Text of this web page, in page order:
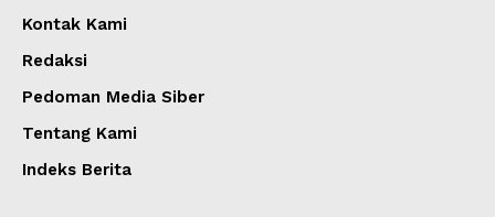
Kontak Kami
Redaksi
Pedoman Media Siber
Tentang Kami
Indeks Berita